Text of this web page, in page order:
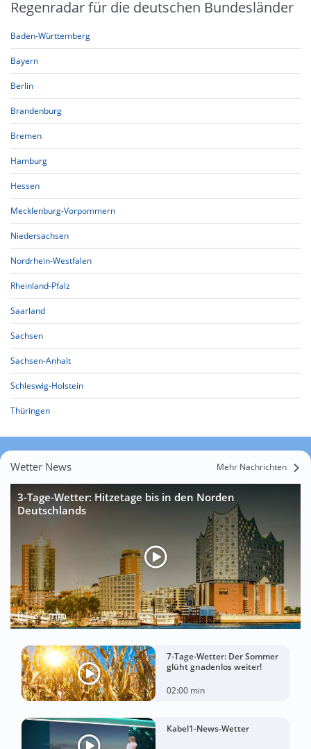
Regenradar für die deutschen Bundesländer
Baden-Württemberg
Bayern
Berlin
Brandenburg
Bremen
Hamburg
Hessen
Mecklenburg-Vorpommern
Niedersachsen
Nordrhein-Westfalen
Rheinland-Pfalz
Saarland
Sachsen
Sachsen-Anhalt
Schleswig-Holstein
Thüringen
Wetter News Mehr Nachrichten
3-Tage-Wetter: Hitzetage bis in den Norden
Deutschlands
01:37 min
7-Tage-Wetter: Der Sommer
glüht gnadenlos weiter!
02:00 min
Kabel1-News-Wetter